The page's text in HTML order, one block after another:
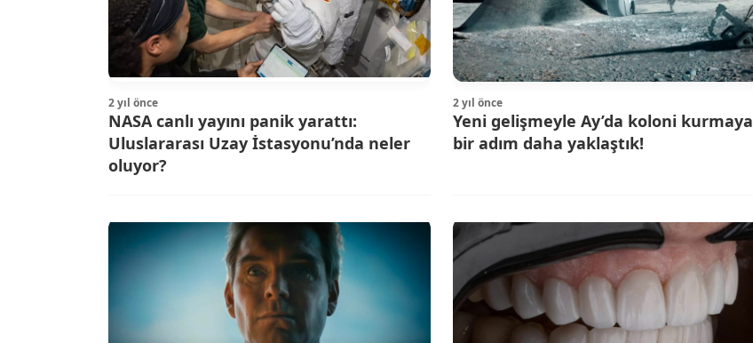
2 yıl önce
NASA canlı yayını panik yarattı:
Uluslararası Uzay İstasyonu’nda neler
oluyor?
2 yıl önce
Yeni gelişmeyle Ay’da koloni kurmaya
bir adım daha yaklaştık!